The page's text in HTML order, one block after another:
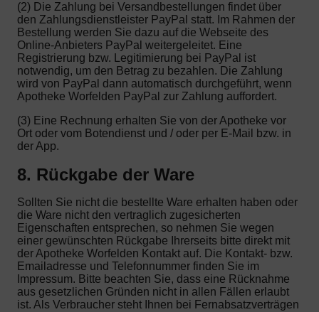
(2) Die Zahlung bei Versandbestellungen findet über
den Zahlungsdienstleister PayPal statt. Im Rahmen der
Bestellung werden Sie dazu auf die Webseite des
Online-Anbieters PayPal weitergeleitet. Eine
Registrierung bzw. Legitimierung bei PayPal ist
notwendig, um den Betrag zu bezahlen. Die Zahlung
wird von PayPal dann automatisch durchgeführt, wenn
Apotheke Worfelden PayPal zur Zahlung auffordert.
(3) Eine Rechnung erhalten Sie von der Apotheke vor
Ort oder vom Botendienst und / oder per E-Mail bzw. in
der App.
8. Rückgabe der Ware
Sollten Sie nicht die bestellte Ware erhalten haben oder
die Ware nicht den vertraglich zugesicherten
Eigenschaften entsprechen, so nehmen Sie wegen
einer gewünschten Rückgabe Ihrerseits bitte direkt mit
der Apotheke Worfelden Kontakt auf. Die Kontakt- bzw.
Emailadresse und Telefonnummer finden Sie im
Impressum. Bitte beachten Sie, dass eine Rücknahme
aus gesetzlichen Gründen nicht in allen Fällen erlaubt
ist. Als Verbraucher steht Ihnen bei Fernabsatzverträgen